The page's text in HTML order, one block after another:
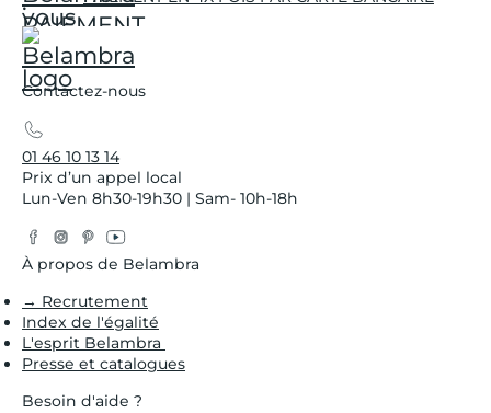
Contactez-nous
01 46 10 13 14
Prix d’un appel local
Lun-Ven 8h30-19h30 | Sam- 10h-18h
Facebook
Instagram
Pinterest
YouTube
À propos de Belambra
→ Recrutement
Index de l'égalité
L'esprit Belambra
Presse et catalogues
Besoin d'aide ?